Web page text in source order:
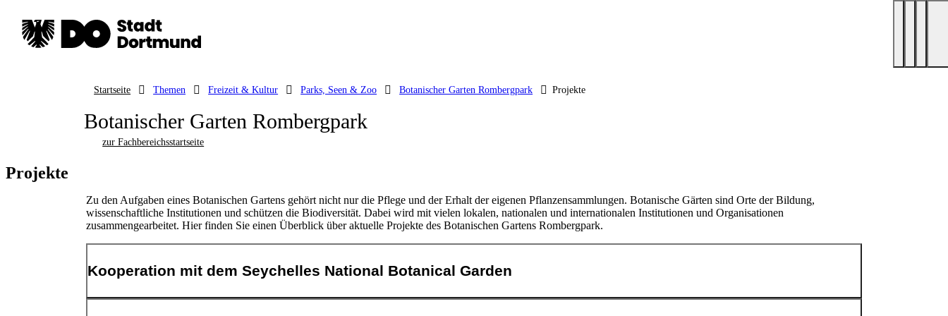
Startseite Themen Freizeit & Kultur Parks, Seen & Zoo Botanischer Garten Rombergpark Projekte
Botanischer Garten Rombergpark
zur Fachbereichsstartseite
Projekte
Zu den Aufgaben eines Botanischen Gartens gehört nicht nur die Pflege und der Erhalt der eigenen Pflanzensammlungen. Botanische Gärten sind Orte der Bildung,
wissenschaftliche Institutionen und schützen die Biodiversität. Dabei wird mit vielen lokalen, nationalen und internationalen Institutionen und Organisationen
zusammengearbeitet. Hier finden Sie einen Überblick über aktuelle Projekte des Botanischen Gartens Rombergpark.
Kooperation mit dem Seychelles National Botanical Garden